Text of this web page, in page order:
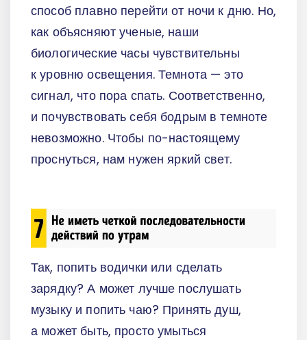
способ плавно перейти от ночи к дню. Но,
как объясняют ученые, наши
биологические часы чувствительны
к уровню освещения. Темнота — это
сигнал, что пора спать. Соответственно,
и почувствовать себя бодрым в темноте
невозможно. Чтобы по-настоящему
проснуться, нам нужен яркий свет.
Так, попить водички или сделать
зарядку? А может лучше послушать
музыку и попить чаю? Принять душ,
а может быть, просто умыться